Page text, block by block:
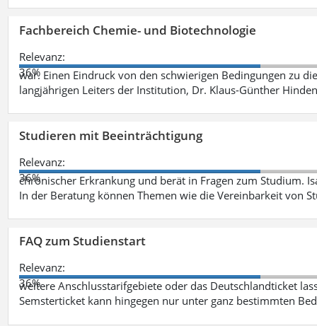
Fachbereich Chemie- und Biotechnologie
Relevanz:
36%
war. Einen Eindruck von den schwierigen Bedingungen zu
langjährigen Leiters der Institution, Dr. Klaus-Günther
Studieren mit Beeinträchtigung
Relevanz:
36%
chronischer Erkrankung und berät in Fragen zum Studium.
In der Beratung können Themen wie die Vereinbarkeit von
FAQ zum Studienstart
Relevanz:
36%
weitere Anschlusstarifgebiete oder das Deutschlandticket
Semsterticket kann hingegen nur unter ganz bestimmten